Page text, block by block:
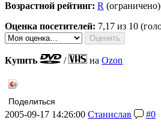
Возрастной рейтинг: R (ограничено)
Оценка посетителей: 7,17 из 10
Купить / наOzon
Поделиться
2005-09-17 14:26:00 Станислав
#0